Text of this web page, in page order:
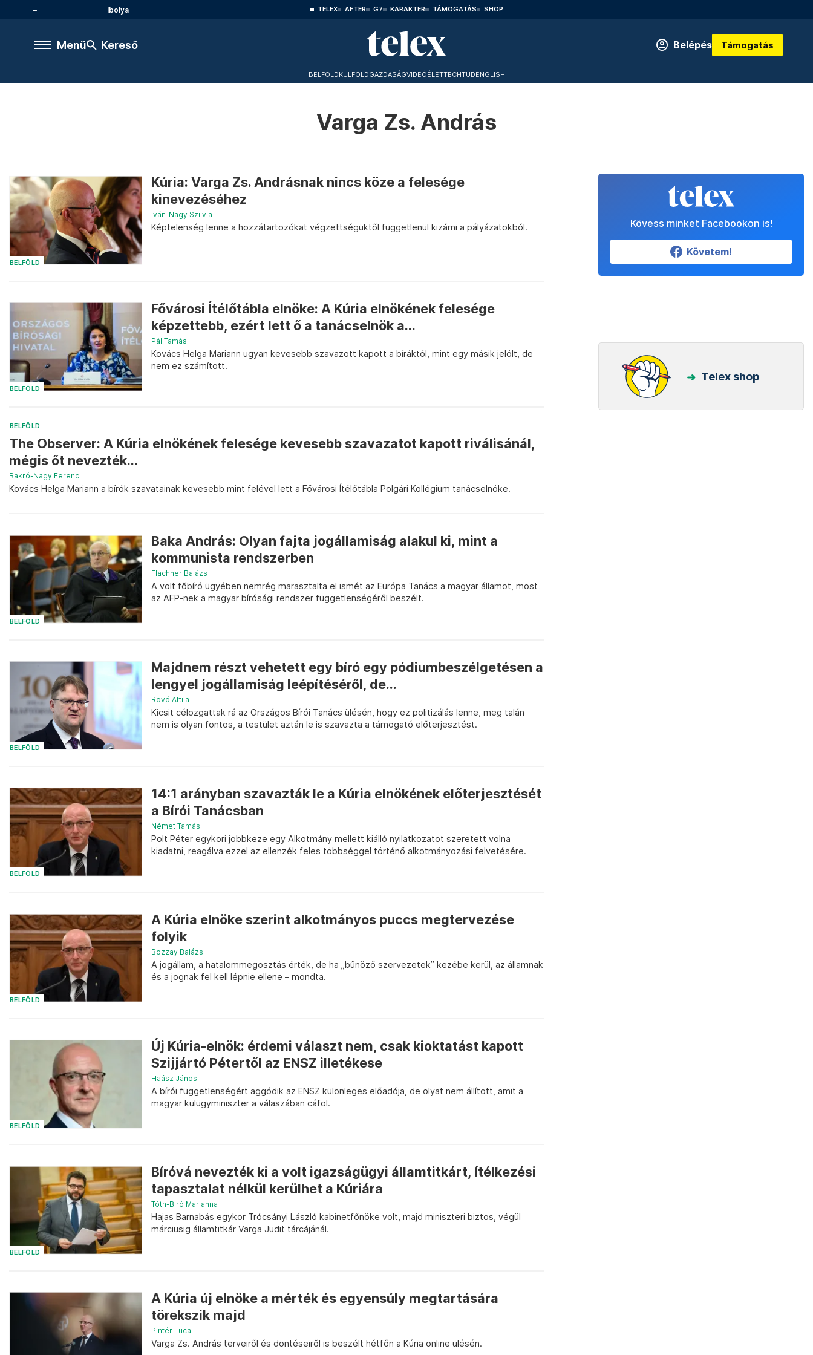
Ibolya TELEX AFTER G7 KARAKTER TÁMOGATÁS SHOP
Menü Kereső Belépés Támogatás
BELFÖLDKÜLFÖLDGAZDASÁGVIDEÓÉLETTECHTUDENGLISH
Varga Zs. András
BELFÖLD
Kúria: Varga Zs. Andrásnak nincs köze a felesége
kinevezéséhez
Iván-Nagy Szilvia
Képtelenség lenne a hozzátartozókat végzettségüktől függetlenül kizárni a pályázatokból.
BELFÖLD
Fővárosi Ítélőtábla elnöke: A Kúria elnökének felesége
képzettebb, ezért lett ő a tanácselnök a...
Pál Tamás
Kovács Helga Mariann ugyan kevesebb szavazott kapott a bíráktól, mint egy másik jelölt, de
nem ez számított.
BELFÖLD
The Observer: A Kúria elnökének felesége kevesebb szavazatot kapott riválisánál,
mégis őt nevezték...
Bakró-Nagy Ferenc
Kovács Helga Mariann a bírók szavatainak kevesebb mint felével lett a Fővárosi Ítélőtábla Polgári Kollégium tanácselnöke.
BELFÖLD
Baka András: Olyan fajta jogállamiság alakul ki, mint a
kommunista rendszerben
Flachner Balázs
A volt főbíró ügyében nemrég marasztalta el ismét az Európa Tanács a magyar államot, most
az AFP-nek a magyar bírósági rendszer függetlenségéről beszélt.
BELFÖLD
Majdnem részt vehetett egy bíró egy pódiumbeszélgetésen a
lengyel jogállamiság leépítéséről, de...
Rovó Attila
Kicsit célozgattak rá az Országos Bírói Tanács ülésén, hogy ez politizálás lenne, meg talán
nem is olyan fontos, a testület aztán le is szavazta a támogató előterjesztést.
BELFÖLD
14:1 arányban szavazták le a Kúria elnökének előterjesztését
a Bírói Tanácsban
Német Tamás
Polt Péter egykori jobbkeze egy Alkotmány mellett kiálló nyilatkozatot szeretett volna
kiadatni, reagálva ezzel az ellenzék feles többséggel történő alkotmányozási felvetésére.
BELFÖLD
A Kúria elnöke szerint alkotmányos puccs megtervezése
folyik
Bozzay Balázs
A jogállam, a hatalommegosztás érték, de ha „bűnöző szervezetek” kezébe kerül, az államnak
és a jognak fel kell lépnie ellene – mondta.
BELFÖLD
Új Kúria-elnök: érdemi választ nem, csak kioktatást kapott
Szijjártó Pétertől az ENSZ illetékese
Haász János
A bírói függetlenségért aggódik az ENSZ különleges előadója, de olyat nem állított, amit a
magyar külügyminiszter a válaszában cáfol.
BELFÖLD
Bíróvá nevezték ki a volt igazságügyi államtitkárt, ítélkezési
tapasztalat nélkül kerülhet a Kúriára
Tóth-Biró Marianna
Hajas Barnabás egykor Trócsányi László kabinetfőnöke volt, majd miniszteri biztos, végül
márciusig államtitkár Varga Judit tárcájánál.
A Kúria új elnöke a mérték és egyensúly megtartására
törekszik majd
Pintér Luca
Varga Zs. András terveiről és döntéseiről is beszélt hétfőn a Kúria online ülésén.
Kövess minket Facebookon is!
Követem!
Telex shop